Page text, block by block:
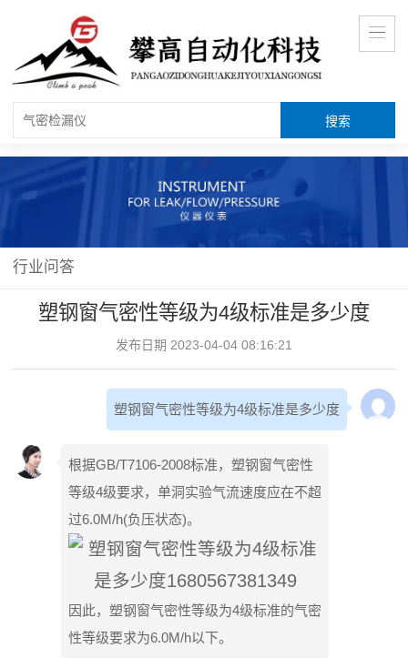
行业问答
塑钢窗气密性等级为4级标准是多少度
发布日期 2023-04-04 08:16:21
塑钢窗气密性等级为4级标准是多少度
根据GB/T7106-2008标准，塑钢窗气密性
等级4级要求，单洞实验气流速度应在不超
过6.0M/h(负压状态)。
因此，塑钢窗气密性等级为4级标准的气密
性等级要求为6.0M/h以下。